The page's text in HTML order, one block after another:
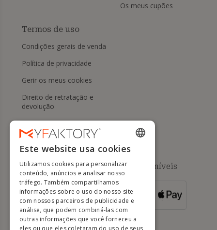
Os meus cupões
Termos de uso
Condições gerais de venda
Política de privacidade
Gerir os meus cookies
Direito de retratação e
devolução
Ajuda
Métodos de pagamento disponíveis
PARA
ENCOMENDAS
SUPERIORES A
500 EUROS
ENGLISH
FRENCH
DUTCH
GERMAN
ITALIAN
Este website usa cookies
Utilizamos cookies para personalizar
conteúdo, anúncios e analisar nosso
tráfego. Também compartilhamos
informações sobre o uso do nosso site
com nossos parceiros de publicidade e
análise, que podem combiná-las com
outras informações que você forneceu a
eles ou que eles coletaram do uso de seus